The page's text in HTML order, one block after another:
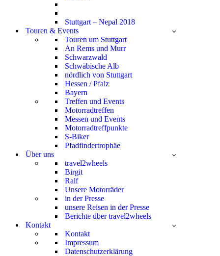
Stuttgart – Nepal 2018
Touren & Events
Touren um Stuttgart
An Rems und Murr
Schwarzwald
Schwäbische Alb
nördlich von Stuttgart
Hessen / Pfalz
Bayern
Treffen und Events
Motorradtreffen
Messen und Events
Motorradtreffpunkte
S-Biker
Pfadfindertrophäe
Über uns
travel2wheels
Birgit
Ralf
Unsere Motorräder
in der Presse
unsere Reisen in der Presse
Berichte über travel2wheels
Kontakt
Kontakt
Impressum
Datenschutzerklärung